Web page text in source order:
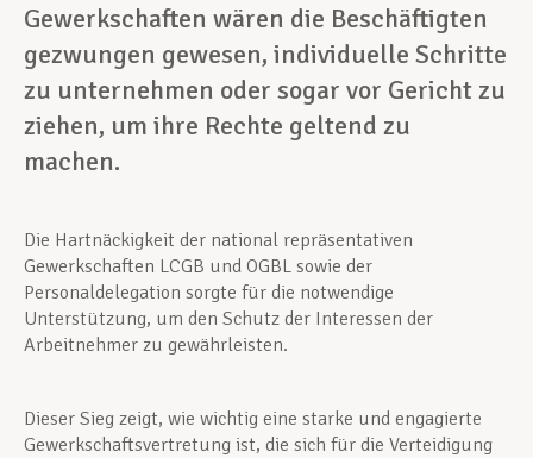
Gewerkschaften wären die Beschäftigten
gezwungen gewesen, individuelle Schritte
zu unternehmen oder sogar vor Gericht zu
ziehen, um ihre Rechte geltend zu
machen.
Die Hartnäckigkeit der national repräsentativen
Gewerkschaften LCGB und OGBL sowie der
Personaldelegation sorgte für die notwendige
Unterstützung, um den Schutz der Interessen der
Arbeitnehmer zu gewährleisten.
Dieser Sieg zeigt, wie wichtig eine starke und engagierte
Gewerkschaftsvertretung ist, die sich für die Verteidigung